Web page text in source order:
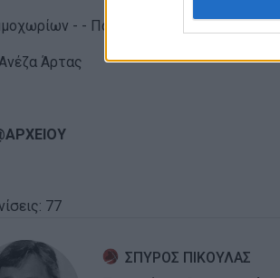
- - Παναγρινιακός
Άρτας
77
ΣΠΥΡΟΣ ΠΙΚΟΥΛΑΣ